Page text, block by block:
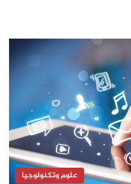
علوم وتكنولوجيا